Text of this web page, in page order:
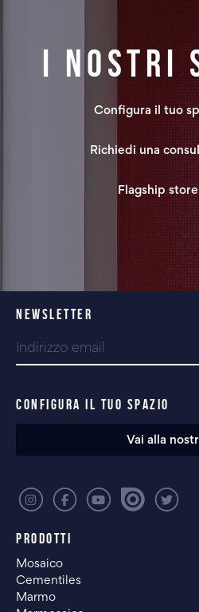
I nostri
Configura il tuo
Richiedi una
Flagship store
PRODOTTI
Mosaico
Cementiles
Marmo
NEWSLETTER
CONFIGURA IL TUO SPAZIO
Vai alla